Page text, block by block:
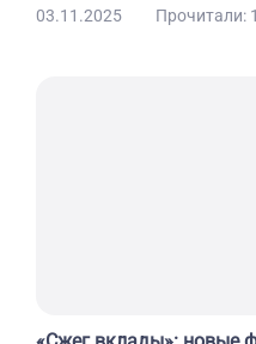
03.11.2025
Прочитали: